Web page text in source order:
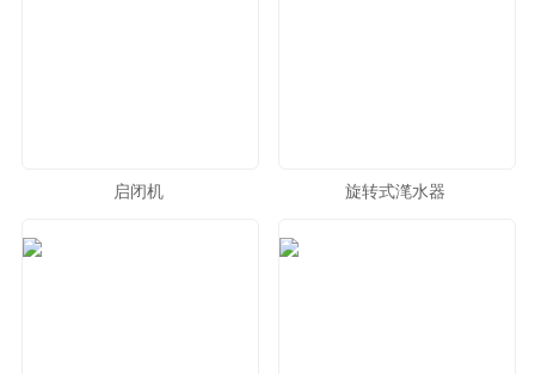
启闭机 旋转式滗水器